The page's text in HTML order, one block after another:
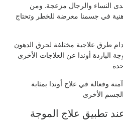
النساء والرجال مزعجة. ومن
في جسمنا معرضة للخطر وتحتاج
طرق علاجية مختلفة لحرق الدهون
الباردة أوندا عن العلاجات الأخرى
وفعالة في علاج أوندا بمثابة
تطبيق علاج الموجة